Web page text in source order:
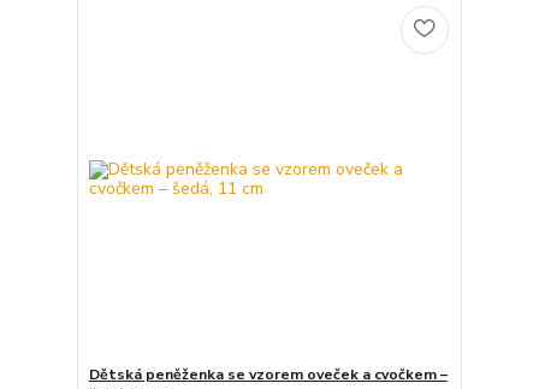
Dětská peněženka se vzorem oveček a cvočkem –